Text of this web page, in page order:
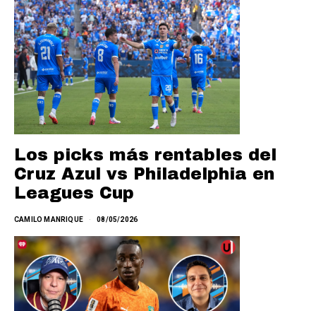
Los picks más rentables del
Cruz Azul vs Philadelphia en
Leagues Cup
CAMILO MANRIQUE 08/05/2026